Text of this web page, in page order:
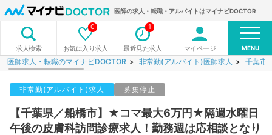
医師の求人・転職・アルバイトはマイナビDOCTOR
求人検索 お気に入り求人
0
最近見た求人
1
マイページ MENU
医師求人・転職のマイナビDOCTOR 非常勤(アルバイト)医師求人 千葉市
非常勤(アルバイト)求人 募集停止
【千葉県／船橋市】★コマ最大6万円★隔週水曜日
午後の皮膚科訪問診療求人！勤務週は応相談となり